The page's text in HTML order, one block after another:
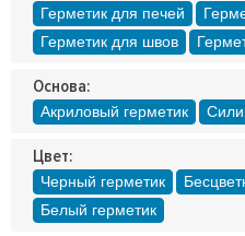
Герметик для печей
Герметик для швов
Основа:
Акриловый герметик
Цвет:
Черный герметик
Белый герметик